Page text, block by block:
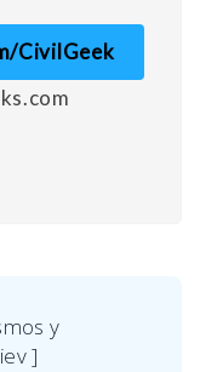
CivilGeek
y
]